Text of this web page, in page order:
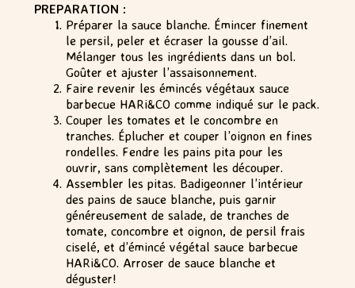
PREPARATION :
Préparer la sauce blanche. Émincer finement
le persil, peler et écraser la gousse d’ail.
Mélanger tous les ingrédients dans un bol.
Goûter et ajuster l’assaisonnement.
Faire revenir les émincés végétaux sauce
barbecue HARi&CO comme indiqué sur le pack.
Couper les tomates et le concombre en
tranches. Éplucher et couper l’oignon en fines
rondelles. Fendre les pains pita pour les
ouvrir, sans complètement les découper.
Assembler les pitas. Badigeonner l’intérieur
des pains de sauce blanche, puis garnir
généreusement de salade, de tranches de
tomate, concombre et oignon, de persil frais
ciselé, et d’émincé végétal sauce barbecue
HARi&CO. Arroser de sauce blanche et
déguster!